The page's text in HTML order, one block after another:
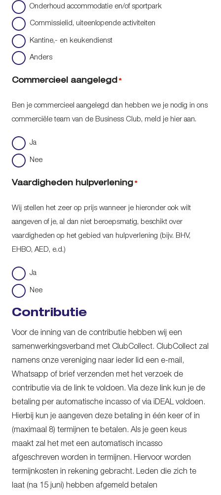
Onderhoud accommodatie en/of sportpark
Commissielid, uiteenlopende activiteiten
Kantine,- en keukendienst
Anders
Commercieel aangelegd *
Ben je commercieel aangelegd dan hebben we je nodig in ons
commerciële team van de Business Club, meld je hier aan.
Ja
Nee
Vaardigheden hulpverlening*
Wij stellen het zeer op prijs wanneer je hieronder ook wilt
aangeven of je, al dan niet beroepsmatig, beschikt over
vaardigheden op het gebied van hulpverlening (bijv. BHV,
EHBO, AED, e.d.)
Ja
Nee
Contributie
Voor de inning van de contributie hebben wij een
samenwerkingsverband met ClubCollect. ClubCollect zal
namens onze vereniging naar ieder lid een e-mail,
Whatsapp of brief verzenden met het verzoek de
contributie via de link te voldoen. Via deze link kun je de
betaling per automatische incasso of via iDEAL voldoen.
Hierbij kun je aangeven deze betaling in één keer of in
(maximaal 8) termijnen te betalen. Als je geen keus
maakt zal het met een automatisch incasso
afgeschreven worden in termijnen. Hiervoor worden
termijnkosten in rekening gebracht. Leden die zich te
laat (na 15 juni) hebben afgemeld betalen